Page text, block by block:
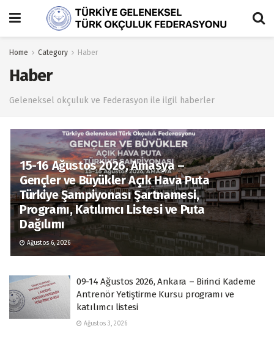
Home Category Haber
Haber
Geleneksel okçuluk ve Federasyon ile ilgil haberler
15-16 Ağustos 2026, Amasya –
Gençler ve Büyükler Açık Hava Puta
Türkiye Şampiyonası Şartnamesi,
Programı, Katılımcı Listesi ve Puta
Dağılımı
Ağustos 6, 2026
09-14 Ağustos 2026, Ankara – Birinci Kademe
Antrenör Yetiştirme Kursu programı ve
katılımcı listesi
Ağustos 3, 2026